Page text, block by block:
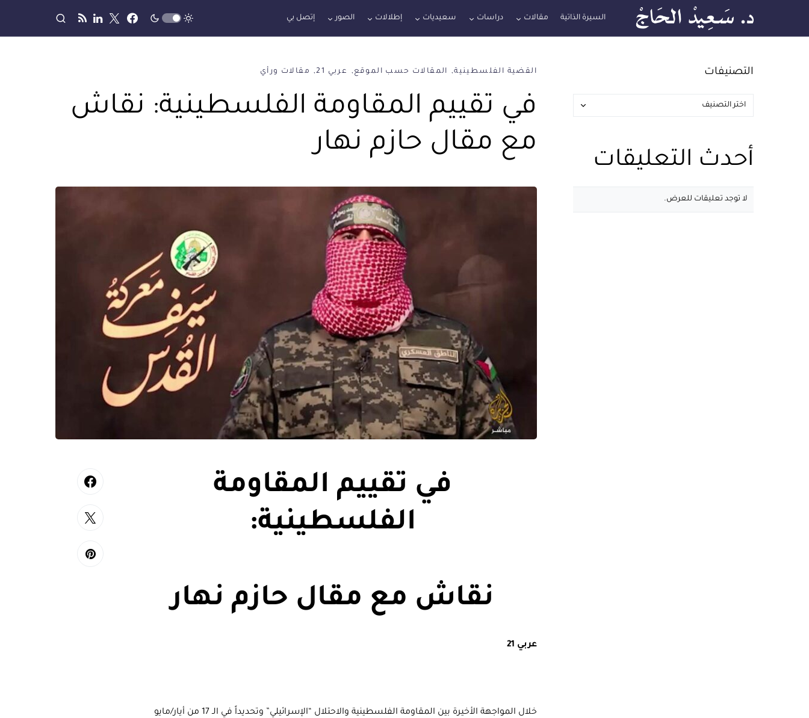
السيرة الذاتية مقالات دراسات سعيديات إطلالات الصور إتصل بي
القضية الفلسطينية المقالات حسب الموقع عربي 21 مقالات ورأي
في تقييم المقاومة الفلسطينية: نقاش
مع مقال حازم نهار
في تقييم المقاومة
الفلسطينية:
نقاش مع مقال حازم نهار
عربي 21
خلال المواجهة الأخيرة بين المقاومة الفلسطينية والاحتلال “الإسرائيلي” وتحديداً في الـ 17 من أيار/مايو
التصنيفات
أحدث التعليقات
لا توجد تعليقات للعرض.